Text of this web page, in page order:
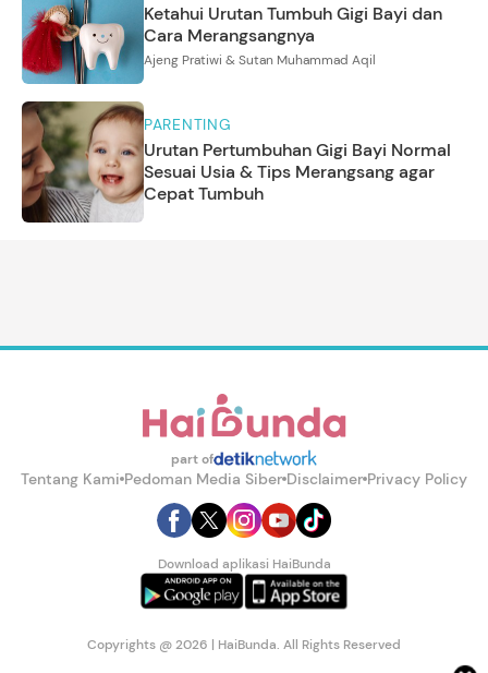
Ketahui Urutan Tumbuh Gigi Bayi dan
Cara Merangsangnya
Ajeng Pratiwi & Sutan Muhammad Aqil
PARENTING
Urutan Pertumbuhan Gigi Bayi Normal
Sesuai Usia & Tips Merangsang agar
Cepat Tumbuh
part of
Tentang Kami Pedoman Media Siber Disclaimer Privacy Policy
Download aplikasi HaiBunda
Copyrights @ 2026 | HaiBunda. All Rights Reserved